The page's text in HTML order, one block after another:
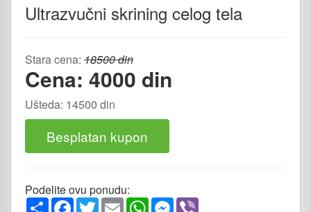
Ultrazvučni skrining celog tela
Stara cena: 18500 din
Cena: 4000 din
Ušteda: 14500 din
Besplatan kupon
Podelite ovu ponudu:
ShareFacebook
TwitterEmailWhatsAppMessenger